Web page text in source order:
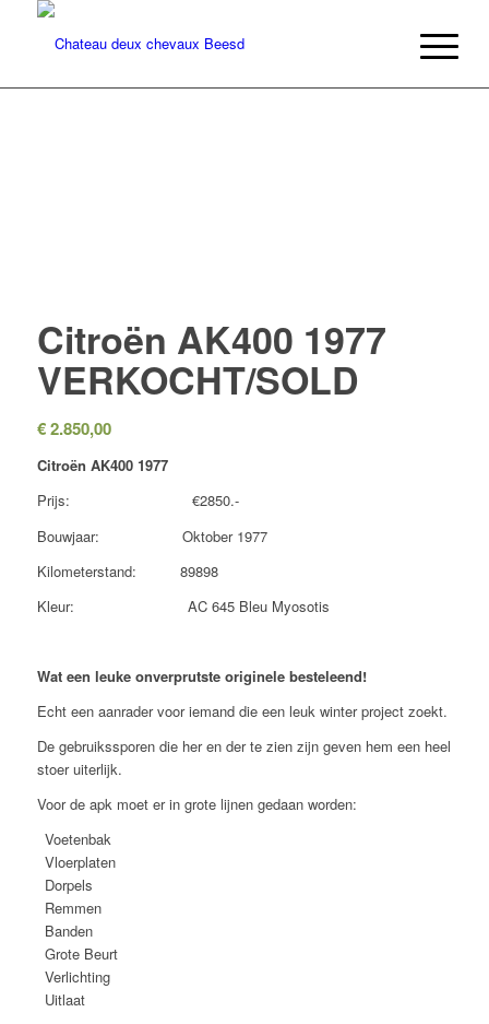
Citroën AK400 1977
VERKOCHT/SOLD
€2.850,00
Citroën AK400 1977
Prijs: €2850.-
Bouwjaar: Oktober 1977
Kilometerstand: 89898
Kleur: AC 645 Bleu Myosotis
Wat een leuke onverprutste originele besteleend!
Echt een aanrader voor iemand die een leuk winter project zoekt.
De gebruikssporen die her en der te zien zijn geven hem een heel
stoer uiterlijk.
Voor de apk moet er in grote lijnen gedaan worden:
Voetenbak
Vloerplaten
Dorpels
Remmen
Banden
Grote Beurt
Verlichting
Uitlaat